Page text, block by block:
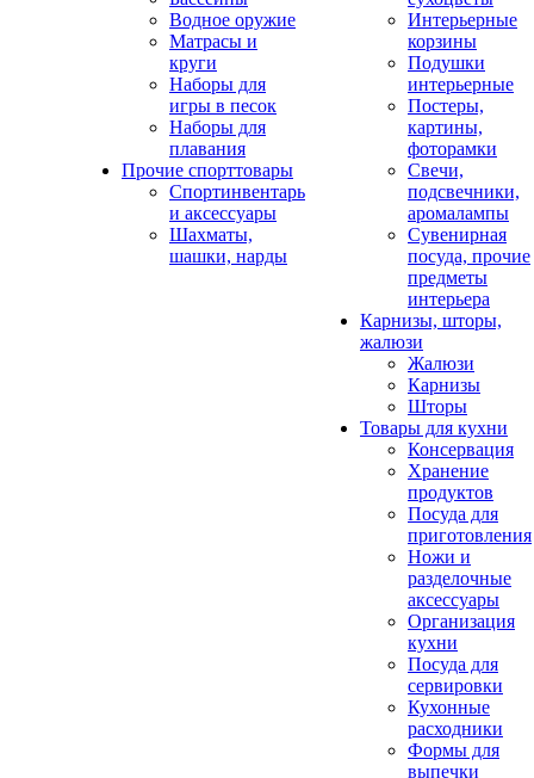
Водное оружие
Матрасы и
круги
Наборы для
игры в песок
Наборы для
плавания
Прочие спорттовары
Спортинвентарь
и аксессуары
Шахматы,
шашки, нарды
Интерьерные
корзины
Подушки
интерьерные
Постеры,
картины,
фоторамки
Свечи,
подсвечники,
аромалампы
Сувенирная
посуда, прочие
предметы
интерьера
Карнизы, шторы,
жалюзи
Жалюзи
Карнизы
Шторы
Товары для кухни
Консервация
Хранение
продуктов
Посуда для
приготовления
Ножи и
разделочные
аксессуары
Организация
кухни
Посуда для
сервировки
Кухонные
расходники
Формы для
выпечки